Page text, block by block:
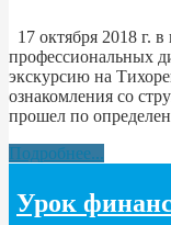
17 октября 2018 г.
профессиональных
экскурсию на
ознакомления со
прошел по
Подробнее...
Урок